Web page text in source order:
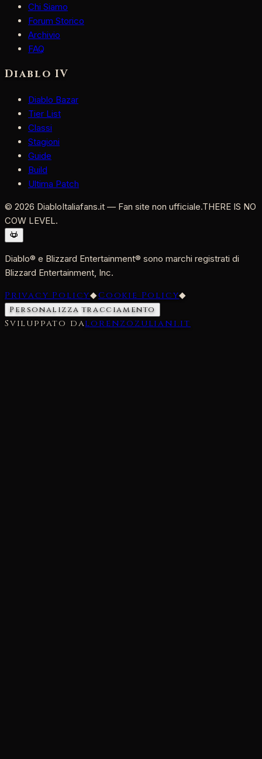
Chi Siamo
Forum Storico
Archivio
FAQ
Diablo IV
Diablo Bazar
Tier List
Classi
Stagioni
Guide
Build
Ultima Patch
© 2026 DiabloItaliafans.it — Fan site non ufficiale.THERE IS NO
COW LEVEL.
Diablo® e Blizzard Entertainment® sono marchi registrati di
Blizzard Entertainment, Inc.
Privacy Policy◆Cookie Policy◆
Personalizza tracciamento
Sviluppato dalorenzozuliani.it